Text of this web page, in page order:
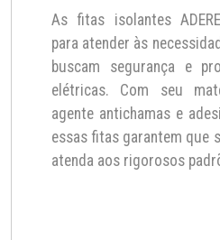
As fitas isolantes
para atender às
buscam segurança e
elétricas. Com seu
agente antichamas e
essas fitas garantem que
atenda aos rigorosos